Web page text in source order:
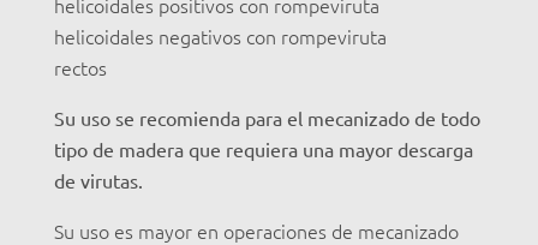
helicoidales negativos con rompeviruta
rectos
Su uso se recomienda para el mecanizado de todo
tipo de madera que requiera una mayor descarga
de virutas.
Su uso es mayor en operaciones de mecanizado